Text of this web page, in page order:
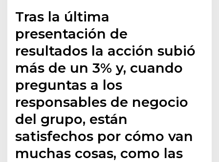
Tras la última
presentación de
resultados la acción subió
más de un 3% y, cuando
preguntas a los
responsables de negocio
del grupo, están
satisfechos por cómo van
muchas cosas, como las